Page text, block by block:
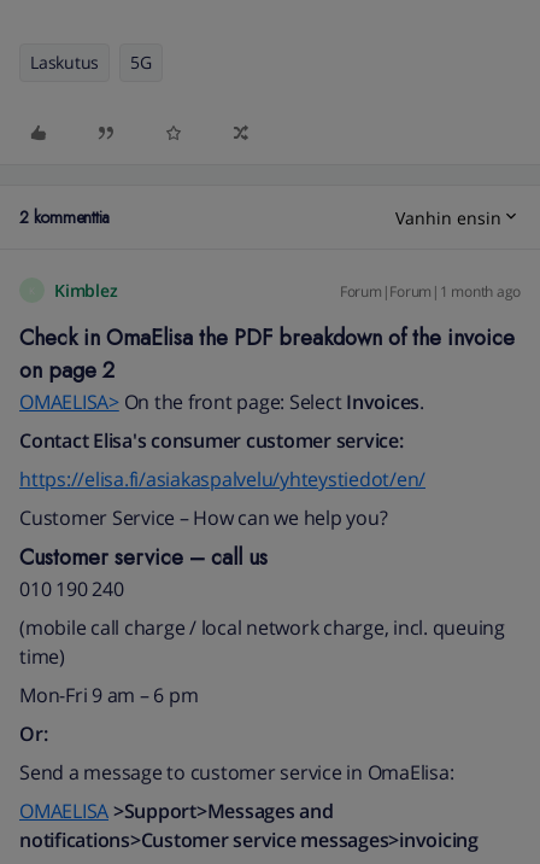
Laskutus 5G
2 kommenttia Vanhin ensin
Kimblez Forum|Forum|1 month ago
Check in OmaElisa the PDF breakdown of the invoice
on page 2
OMAELISA>On the front page: SelectInvoices.
Contact Elisa's consumer customer service:
https://elisa.fi/asiakaspalvelu/yhteystiedot/en/
Customer Service – How can we help you?
Customer service – call us
010 190 240
(mobile call charge / local network charge, incl. queuing
time)​
Mon-Fri 9 am –6 pm
Or:
Send a message to customer service in OmaElisa:
OMAELISA>Support>Messages and
notifications>Customer service messages>invoicing